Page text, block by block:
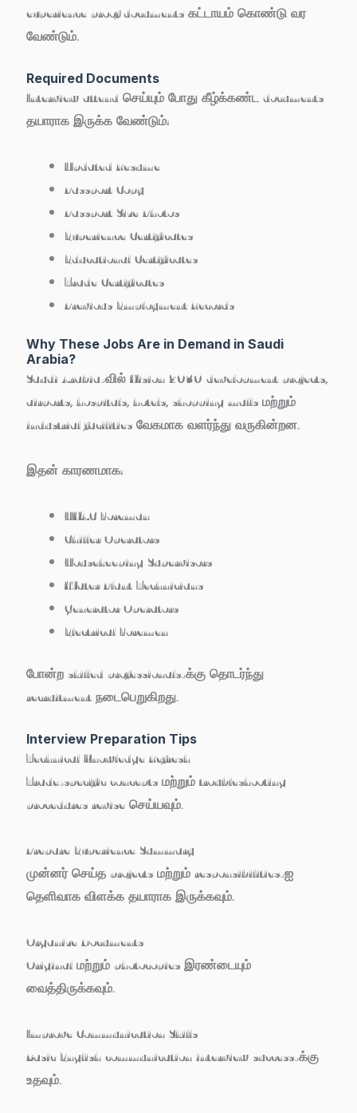
experience proof documents கட்டாயம் கொண்டு வர
வேண்டும்.
Required Documents
Interview attend செய்யும் போது கீழ்க்கண்ட documents
தயாராக இருக்க வேண்டும்:
Updated Resume
Passport Copy
Passport Size Photos
Experience Certificates
Educational Certificates
Trade Certificates
Previous Employment Records
Why These Jobs Are in Demand in Saudi
Arabia?
Saudi Arabia-வில் Vision 2030 development projects,
airports, hospitals, hotels, shopping malls மற்றும்
industrial facilities வேகமாக வளர்ந்து வருகின்றன.
இதன் காரணமாக:
HVAC Foreman
Chiller Operators
Housekeeping Supervisors
Water Plant Technicians
Generator Operators
Electrical Foremen
போன்ற skilled professionals-க்கு தொடர்ந்து
recruitment நடைபெறுகிறது.
Interview Preparation Tips
Technical Knowledge Refresh
Trade-specific concepts மற்றும் troubleshooting
procedures revise செய்யவும்.
Prepare Experience Summary
முன்னர் செய்த projects மற்றும் responsibilities-ஐ
தெளிவாக விளக்க தயாராக இருக்கவும்.
Organize Documents
Original மற்றும் photocopies இரண்டையும்
வைத்திருக்கவும்.
Improve Communication Skills
Basic English communication interview success-க்கு
உதவும்.